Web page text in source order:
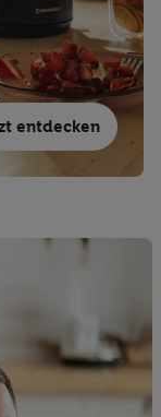
entdecken
und Aufdeckung
und Anzeige
Kombination
anhand
des
Nutzung der
von
von oder
Analyse